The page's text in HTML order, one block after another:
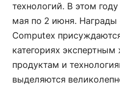
технологий. В этом
мая по 2 июня.
Computex
категориях
продуктам и
выделяются